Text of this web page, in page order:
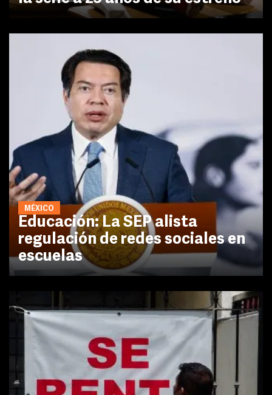
MÉXICO
Educación: La SEP alista
regulación de redes sociales en
escuelas